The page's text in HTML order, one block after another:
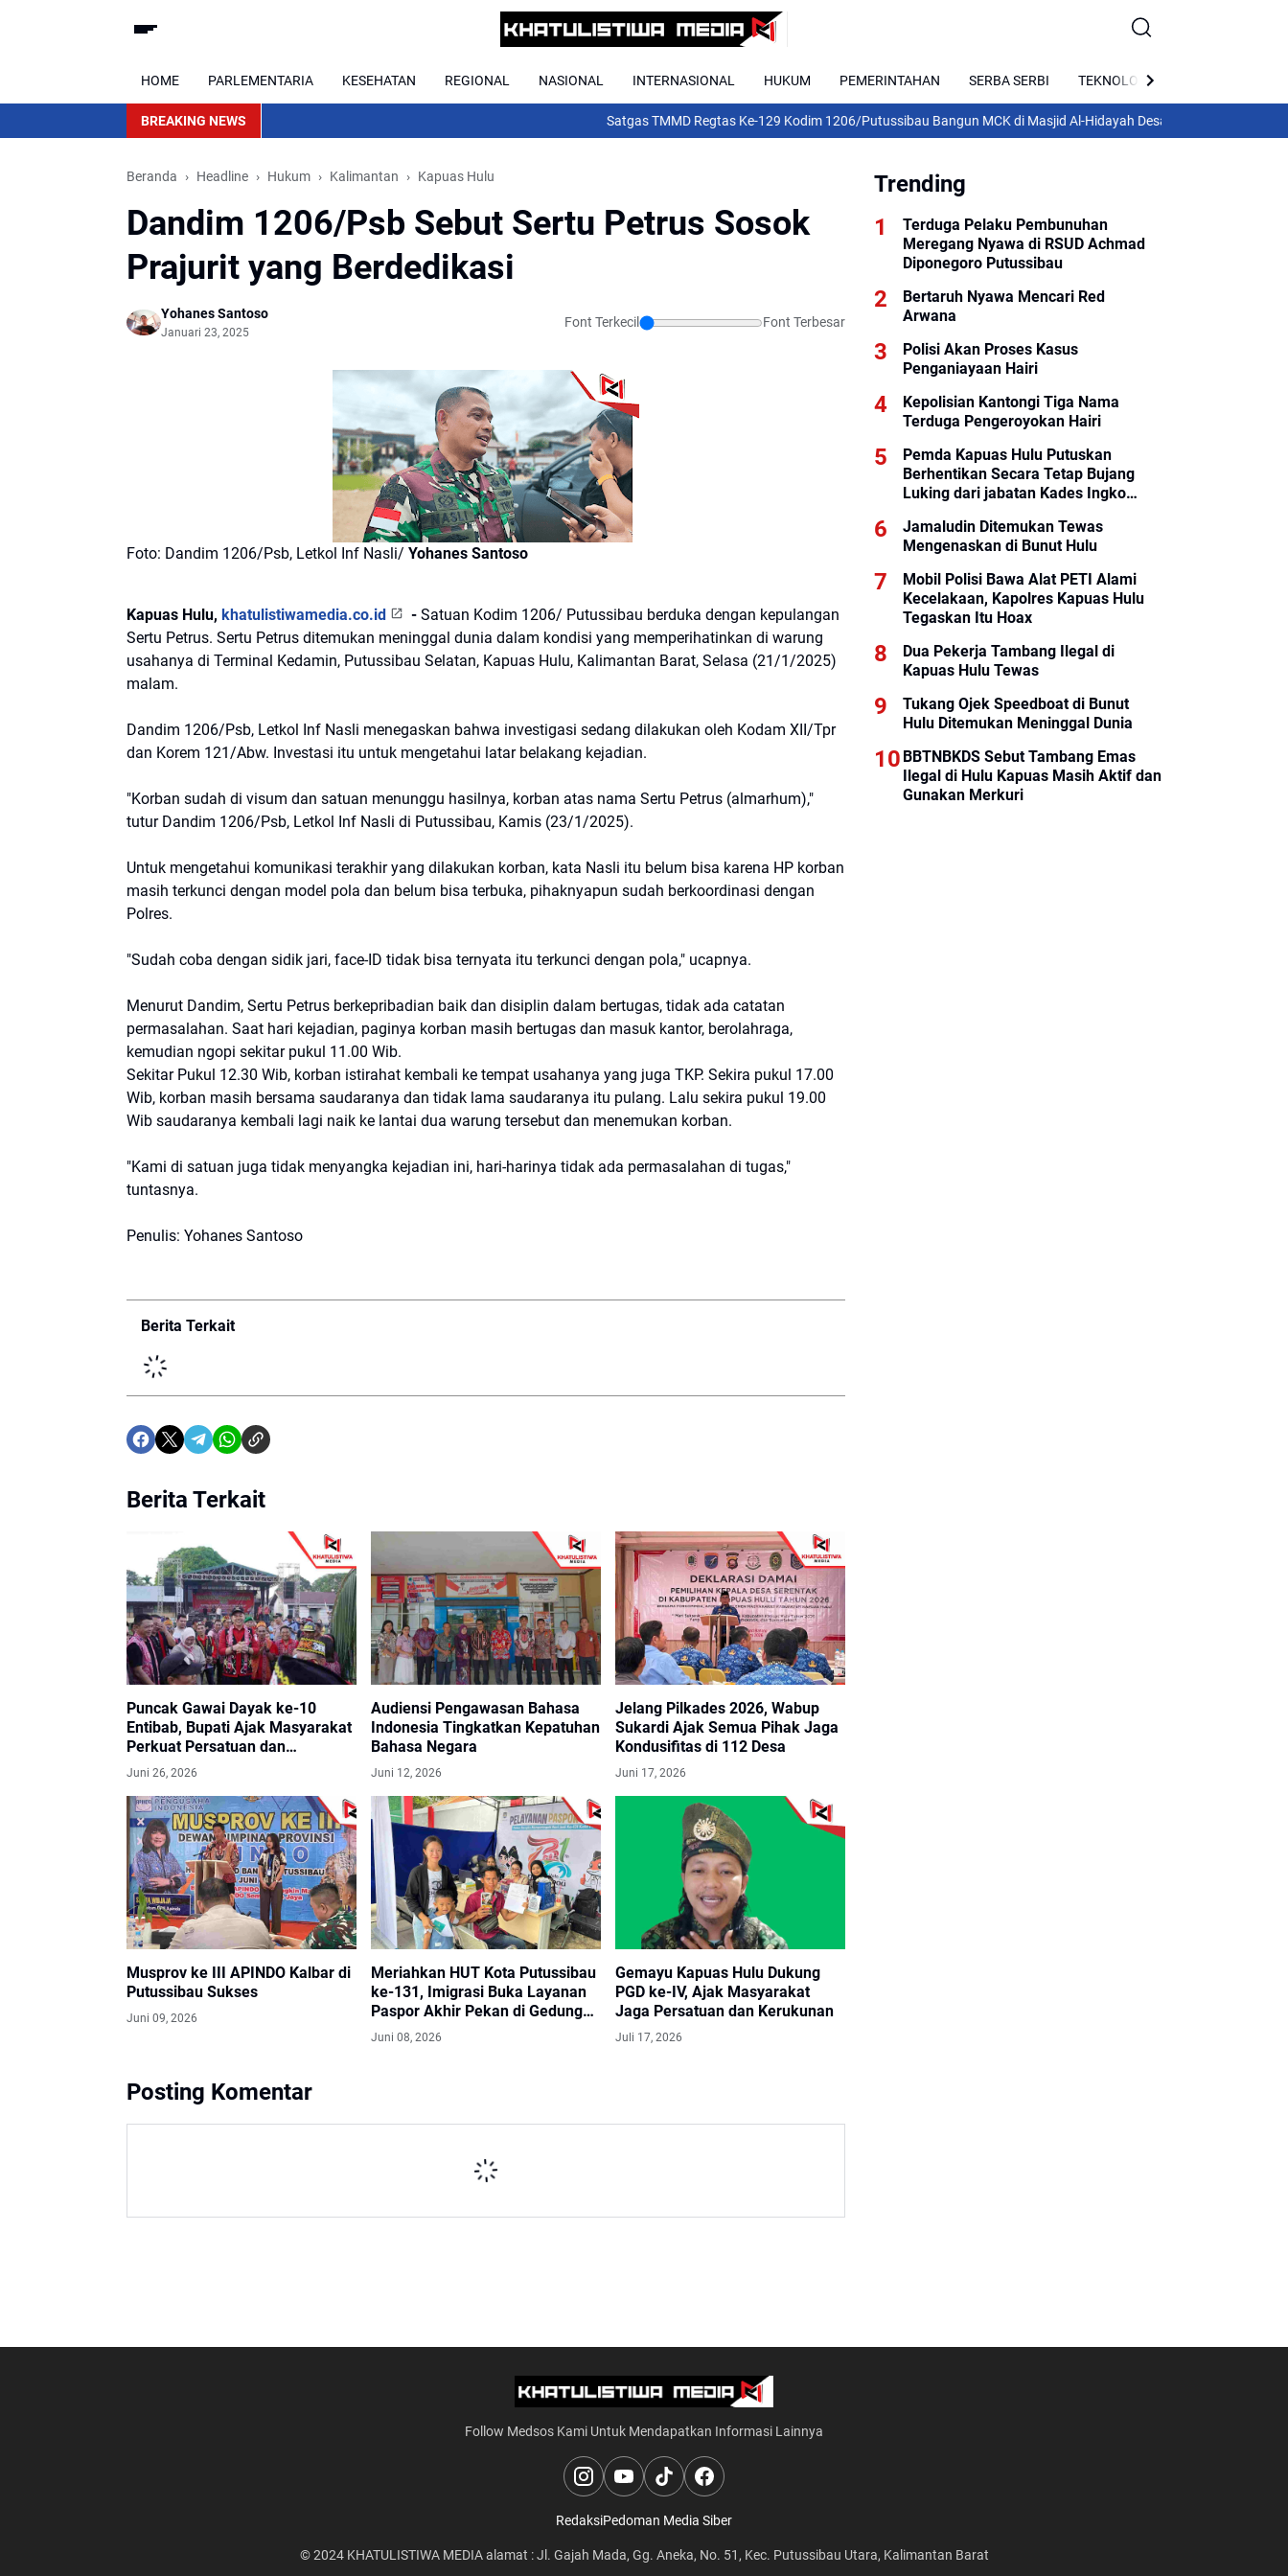
HOME PARLEMENTARIA KESEHATAN REGIONAL NASIONAL INTERNASIONAL HUKUM PEMERINTAHAN SERBA SERBI TEKNOLOGI
BREAKING NEWS Satgas TMMD Regtas Ke-129 Kodim 1206/Putussibau Bangun MCK di Masjid Al-Hidayah Desa Ulak Pauk
Beranda Headline Hukum Kalimantan Kapuas Hulu
Dandim 1206/Psb Sebut Sertu Petrus Sosok
Prajurit yang Berdedikasi
Yohanes Santoso
Januari 23, 2025
Font Terkecil Font Terbesar
Foto: Dandim 1206/Psb, Letkol Inf Nasli/ Yohanes Santoso
Kapuas Hulu, khatulistiwamedia.co.id - Satuan Kodim 1206/ Putussibau berduka dengan kepulangan
Sertu Petrus. Sertu Petrus ditemukan meninggal dunia dalam kondisi yang memperihatinkan di warung
usahanya di Terminal Kedamin, Putussibau Selatan, Kapuas Hulu, Kalimantan Barat, Selasa (21/1/2025)
malam.
Dandim 1206/Psb, Letkol Inf Nasli menegaskan bahwa investigasi sedang dilakukan oleh Kodam XII/Tpr
dan Korem 121/Abw. Investasi itu untuk mengetahui latar belakang kejadian.
"Korban sudah di visum dan satuan menunggu hasilnya, korban atas nama Sertu Petrus (almarhum),"
tutur Dandim 1206/Psb, Letkol Inf Nasli di Putussibau, Kamis (23/1/2025).
Untuk mengetahui komunikasi terakhir yang dilakukan korban, kata Nasli itu belum bisa karena HP korban
masih terkunci dengan model pola dan belum bisa terbuka, pihaknyapun sudah berkoordinasi dengan
Polres.
"Sudah coba dengan sidik jari, face-ID tidak bisa ternyata itu terkunci dengan pola," ucapnya.
Menurut Dandim, Sertu Petrus berkepribadian baik dan disiplin dalam bertugas, tidak ada catatan
permasalahan. Saat hari kejadian, paginya korban masih bertugas dan masuk kantor, berolahraga,
kemudian ngopi sekitar pukul 11.00 Wib.
Sekitar Pukul 12.30 Wib, korban istirahat kembali ke tempat usahanya yang juga TKP. Sekira pukul 17.00
Wib, korban masih bersama saudaranya dan tidak lama saudaranya itu pulang. Lalu sekira pukul 19.00
Wib saudaranya kembali lagi naik ke lantai dua warung tersebut dan menemukan korban.
"Kami di satuan juga tidak menyangka kejadian ini, hari-harinya tidak ada permasalahan di tugas,"
tuntasnya.
Penulis: Yohanes Santoso
Berita Terkait
Berita Terkait
Puncak Gawai Dayak ke-10
Entibab, Bupati Ajak Masyarakat
Perkuat Persatuan dan
Lestarikan Budaya
Juni 26, 2026
Audiensi Pengawasan Bahasa
Indonesia Tingkatkan Kepatuhan
Bahasa Negara
Juni 12, 2026
Jelang Pilkades 2026, Wabup
Sukardi Ajak Semua Pihak Jaga
Kondusifitas di 112 Desa
Juni 17, 2026
Musprov ke III APINDO Kalbar di
Putussibau Sukses
Juni 09, 2026
Meriahkan HUT Kota Putussibau
ke-131, Imigrasi Buka Layanan
Paspor Akhir Pekan di Gedung
SATAP
Juni 08, 2026
Gemayu Kapuas Hulu Dukung
PGD ke-IV, Ajak Masyarakat
Jaga Persatuan dan Kerukunan
Juli 17, 2026
Posting Komentar
Trending
Terduga Pelaku Pembunuhan
Meregang Nyawa di RSUD Achmad
Diponegoro Putussibau
Bertaruh Nyawa Mencari Red
Arwana
Polisi Akan Proses Kasus
Penganiayaan Hairi
Kepolisian Kantongi Tiga Nama
Terduga Pengeroyokan Hairi
Pemda Kapuas Hulu Putuskan
Berhentikan Secara Tetap Bujang
Luking dari jabatan Kades Ingko
Jamaludin Ditemukan Tewas
Mengenaskan di Bunut Hulu
Mobil Polisi Bawa Alat PETI Alami
Kecelakaan, Kapolres Kapuas Hulu
Tegaskan Itu Hoax
Dua Pekerja Tambang Ilegal di
Kapuas Hulu Tewas
Tukang Ojek Speedboat di Bunut
Hulu Ditemukan Meninggal Dunia
BBTNBKDS Sebut Tambang Emas
Ilegal di Hulu Kapuas Masih Aktif dan
Gunakan Merkuri
Follow Medsos Kami Untuk Mendapatkan Informasi Lainnya
RedaksiPedoman Media Siber
© 2024 KHATULISTIWA MEDIAalamat :Jl. Gajah Mada, Gg. Aneka, No. 51, Kec. Putussibau Utara, Kalimantan Barat